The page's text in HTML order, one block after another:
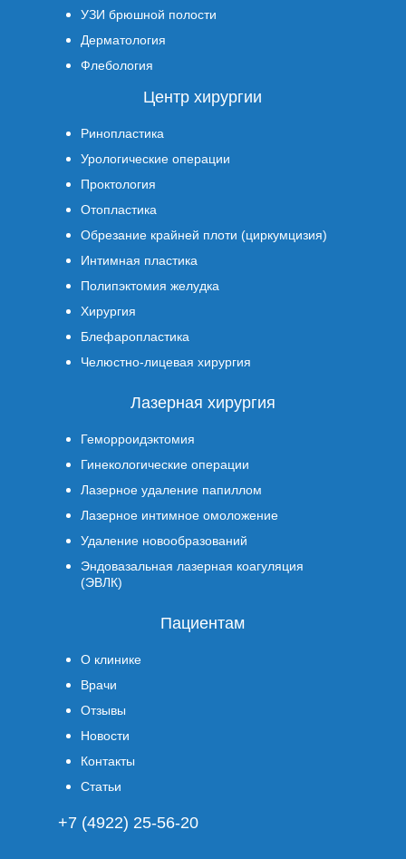
УЗИ брюшной полости
Дерматология
Флебология
Центр хирургии
Ринопластика
Урологические операции
Проктология
Отопластика
Обрезание крайней плоти (циркумцизия)
Интимная пластика
Полипэктомия желудка
Хирургия
Блефаропластика
Челюстно-лицевая хирургия
Лазерная хирургия
Геморроидэктомия
Гинекологические операции
Лазерное удаление папиллом
Лазерное интимное омоложение
Удаление новообразований
Эндовазальная лазерная коагуляция
(ЭВЛК)
Пациентам
О клинике
Врачи
Отзывы
Новости
Контакты
Статьи
+7 (4922) 25-56-20